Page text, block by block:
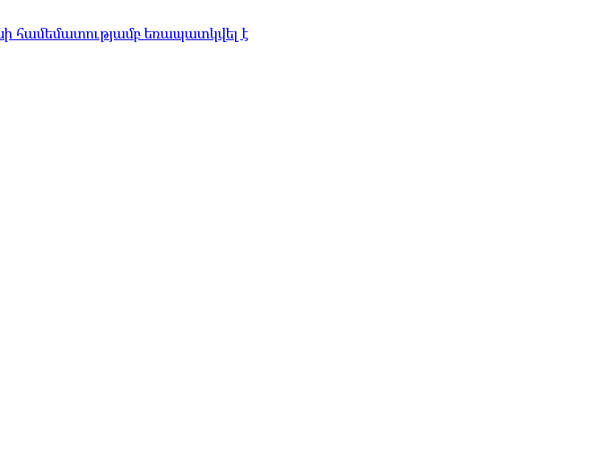
համեմատությամբ եռապատկվել է